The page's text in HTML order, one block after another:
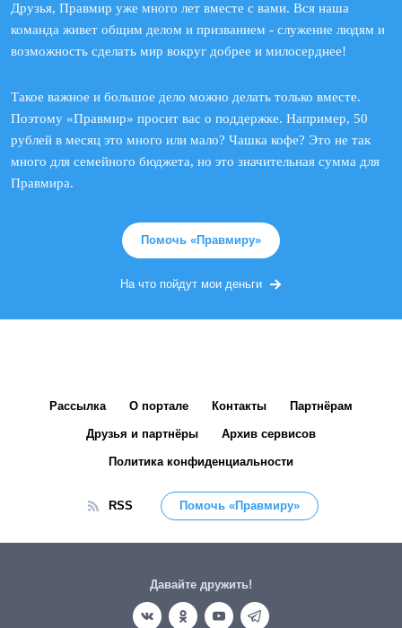
Друзья, Правмир уже много лет вместе с вами. Вся наша
команда живет общим делом и призванием - служение людям и
возможность сделать мир вокруг добрее и милосерднее!
Такое важное и большое дело можно делать только вместе.
Поэтому «Правмир» просит вас о поддержке. Например, 50
рублей в месяц это много или мало? Чашка кофе? Это не так
много для семейного бюджета, но это значительная сумма для
Правмира.
Помочь «Правмиру»
На что пойдут мои деньги
Рассылка О портале Контакты Партнёрам
Друзья и партнёры Архив сервисов
Политика конфиденциальности
RSS Помочь «Правмиру»
Давайте дружить!